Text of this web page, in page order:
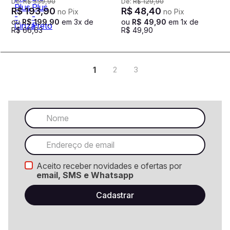
R$193,90 no Pix
ouR$ 199 90 em 3x de
R$ 66,63
R$48,40 no Pix
ou R$ 49 90 em 1x de
R$ 49 90
1 2 3
Aceito receber novidades e ofertas por
email, SMS e Whatsapp